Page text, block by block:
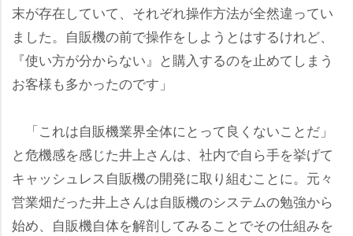
末が存在していて、それぞれ操作方法が全然違ってい
ました。自販機の前で操作をしようとはするけれど、
『使い方が分からない』と購入するのを止めてしまう
お客様も多かったのです」
「これは自販機業界全体にとって良くないことだ」
と危機感を感じた井上さんは、社内で自ら手を挙げて
キャッシュレス自販機の開発に取り組むことに。元々
営業畑だった井上さんは自販機のシステムの勉強から
始め、自販機自体を解剖してみることでその仕組みを